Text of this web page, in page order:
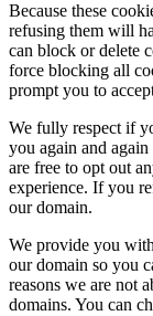
Because these
refusing them will
can block or delete
force blocking all
prompt you to
We fully respect if
you again and
are free to opt out
experience. If you
our domain.
We provide you
our domain so you
reasons we are not
domains. You can